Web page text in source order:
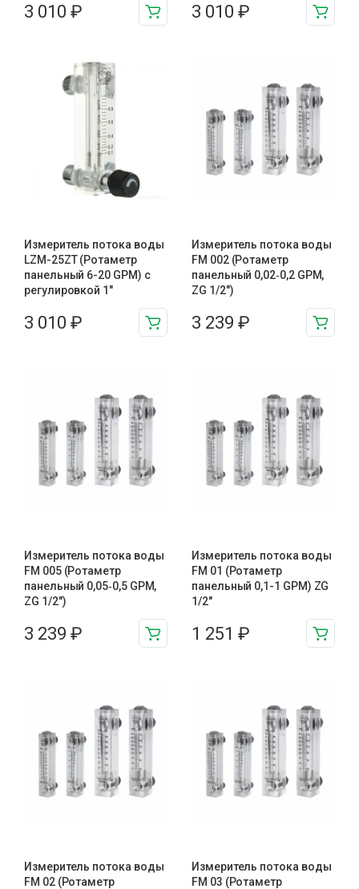
3 010 ₽ 3 010 ₽
Измеритель потока воды
LZM-25ZT (Ротаметр
панельный 6-20 GPM) с
регулировкой 1″
3 010 ₽
Измеритель потока воды
FM 002 (Ротаметр
панельный 0,02‑0,2 GPM,
ZG 1/2″)
3 239 ₽
Измеритель потока воды
FM 005 (Ротаметр
панельный 0,05‑0,5 GPM,
ZG 1/2″)
3 239 ₽
Измеритель потока воды
FM 01 (Ротаметр
панельный 0,1-1 GPM) ZG
1/2″
1 251 ₽
Измеритель потока воды
FM 02 (Ротаметр
Измеритель потока воды
FM 03 (Ротаметр